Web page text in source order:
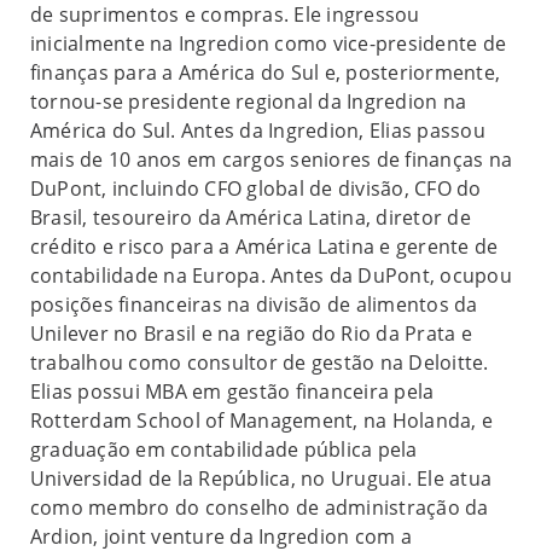
de suprimentos e compras. Ele ingressou
inicialmente na Ingredion como vice-presidente de
finanças para a América do Sul e, posteriormente,
tornou-se presidente regional da Ingredion na
América do Sul. Antes da Ingredion, Elias passou
mais de 10 anos em cargos seniores de finanças na
DuPont, incluindo CFO global de divisão, CFO do
Brasil, tesoureiro da América Latina, diretor de
crédito e risco para a América Latina e gerente de
contabilidade na Europa. Antes da DuPont, ocupou
posições financeiras na divisão de alimentos da
Unilever no Brasil e na região do Rio da Prata e
trabalhou como consultor de gestão na Deloitte.
Elias possui MBA em gestão financeira pela
Rotterdam School of Management, na Holanda, e
graduação em contabilidade pública pela
Universidad de la República, no Uruguai. Ele atua
como membro do conselho de administração da
Ardion, joint venture da Ingredion com a